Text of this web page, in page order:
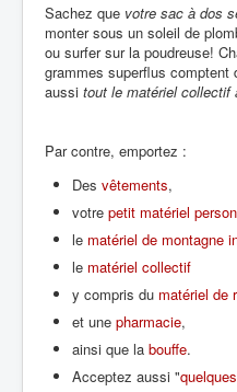
Sachez que votre sac à dos
monter sous un soleil de
ou surfer sur la poudreuse!
grammes superflus comptent
aussi tout le matériel collectif
Par contre, emportez :
Des vêtements,
votre petit matériel
le matériel de montagne
le matériel collectif
y compris du matériel de
et une pharmacie,
ainsi que la bouffe.
Acceptez aussi "